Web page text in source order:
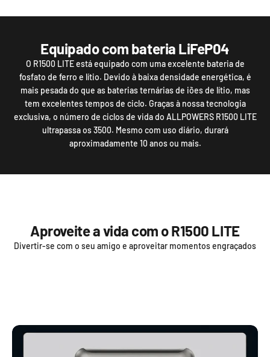
Equipado com bateria LiFeP04
O R1500 LITE está equipado com uma excelente bateria de
fosfato de ferro e lítio. Devido à baixa densidade energética, é
mais pesada do que as baterias ternárias de iões de lítio, mas
tem excelentes tempos de ciclo. Graças à nossa tecnologia
exclusiva, o número de ciclos de vida do ALLPOWERS R1500 LITE
ultrapassa os 3500. Mesmo com uso diário, durará
aproximadamente 10 anos ou mais.
Aproveite a vida com o R1500 LITE
Divertir-se com o seu amigo e aproveitar momentos engraçados